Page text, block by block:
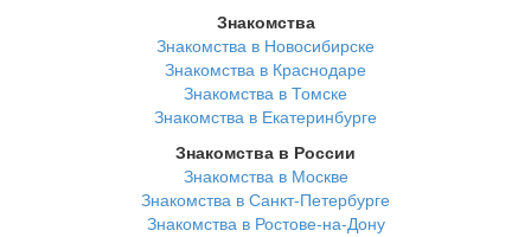
Знакомства
Знакомства в Новосибирске
Знакомства в Краснодаре
Знакомства в Томске
Знакомства в Екатеринбурге
Знакомства в России
Знакомства в Москве
Знакомства в Санкт-Петербурге
Знакомства в Ростове-на-Дону